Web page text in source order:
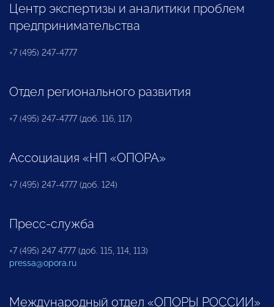
Центр экспертизы и аналитики проблем
предпринимательства
+7 (495) 247-4777
Отдел регионального развития
+7 (495) 247-4777 (доб. 116, 117)
Ассоциация «НП «ОПОРА»
+7 (495) 247-4777 (доб. 124)
Пресс-служба
+7 (495) 247 4777 (доб. 115, 114, 113)
pressa@opora.ru
Международный отдел «ОПОРЫ РОССИИ»